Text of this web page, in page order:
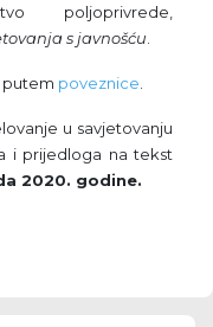
poljoprivrede,
s javnošću
putem poveznice
u savjetovanju
i prijedloga na tekst
2020. godine.